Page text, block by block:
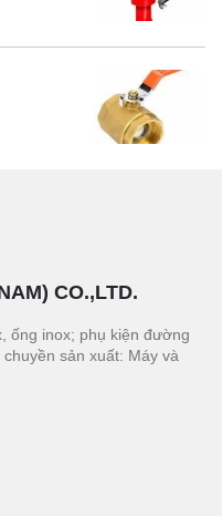
CO.,LTD.
ống inox; phụ kiện đường
sản xuất: Máy và